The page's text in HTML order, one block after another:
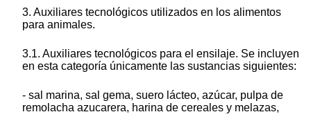
3. Auxiliares tecnológicos utilizados en los alimentos
para animales.
3.1. Auxiliares tecnológicos para el ensilaje. Se incluyen
en esta categoría únicamente las sustancias siguientes:
- sal marina, sal gema, suero lácteo, azúcar, pulpa de
remolacha azucarera, harina de cereales y melazas,